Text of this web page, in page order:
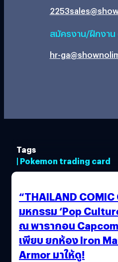
2253
สมัครงาน/ฝึกงาน
hr-
Tags
| Pokemon trading card
“THAILAND
มหกรรม ‘Pop
ณ พารากอน
เพียบ ยกห้อง Iron
Armor มาให้ดู!